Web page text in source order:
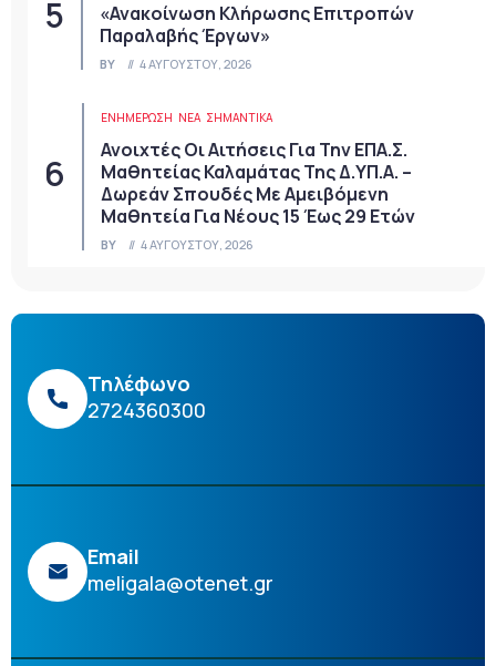
«Ανακοίνωση Κλήρωσης Επιτροπών
Παραλαβής Έργων»
BY 4 ΑΥΓΟΎΣΤΟΥ, 2026
ΕΝΗΜΕΡΩΣΗ ΝΈΑ ΣΗΜΑΝΤΙΚΆ
Ανοιχτές Οι Αιτήσεις Για Την ΕΠΑ.Σ.
Μαθητείας Καλαμάτας Της Δ.ΥΠ.Α. –
Δωρεάν Σπουδές Με Αμειβόμενη
Μαθητεία Για Νέους 15 Έως 29 Ετών
BY 4 ΑΥΓΟΎΣΤΟΥ, 2026
Τηλέφωνο
2724360300
Email
meligala@otenet.gr